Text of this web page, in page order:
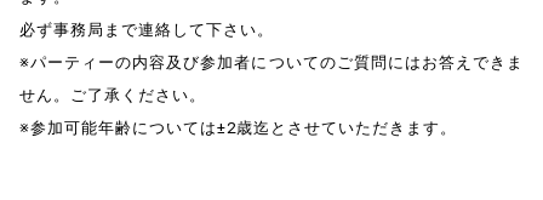
必ず事務局まで連絡して下さい。
※パーティーの内容及び参加者についてのご質問にはお答えできま
せん。ご了承ください。
※参加可能年齢については±2歳迄とさせていただきます。